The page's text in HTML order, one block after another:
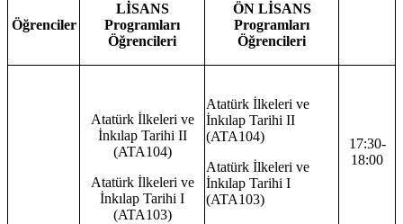
Öğrenciler
LİSANS
Programları
Öğrencileri
ÖN LİSANS
Programları
Öğrencileri
Atatürk İlkeleri ve
İnkılap Tarihi II
(ATA104)
Atatürk İlkeleri ve
İnkılap Tarihi I
(ATA103)
Atatürk İlkeleri ve
İnkılap Tarihi II
(ATA104)
Atatürk İlkeleri ve
İnkılap Tarihi I
(ATA103)
17:30-
18:00